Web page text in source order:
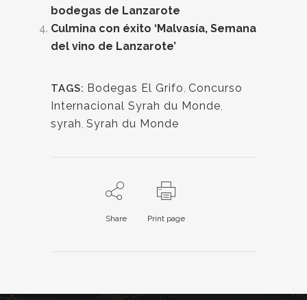
bodegas de Lanzarote
Culmina con éxito ‘Malvasía, Semana
del vino de Lanzarote’
TAGS: Bodegas El Grifo, Concurso
Internacional Syrah du Monde,
syrah, Syrah du Monde
Share Print page